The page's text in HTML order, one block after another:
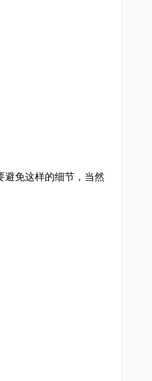
免这样的细节，当然